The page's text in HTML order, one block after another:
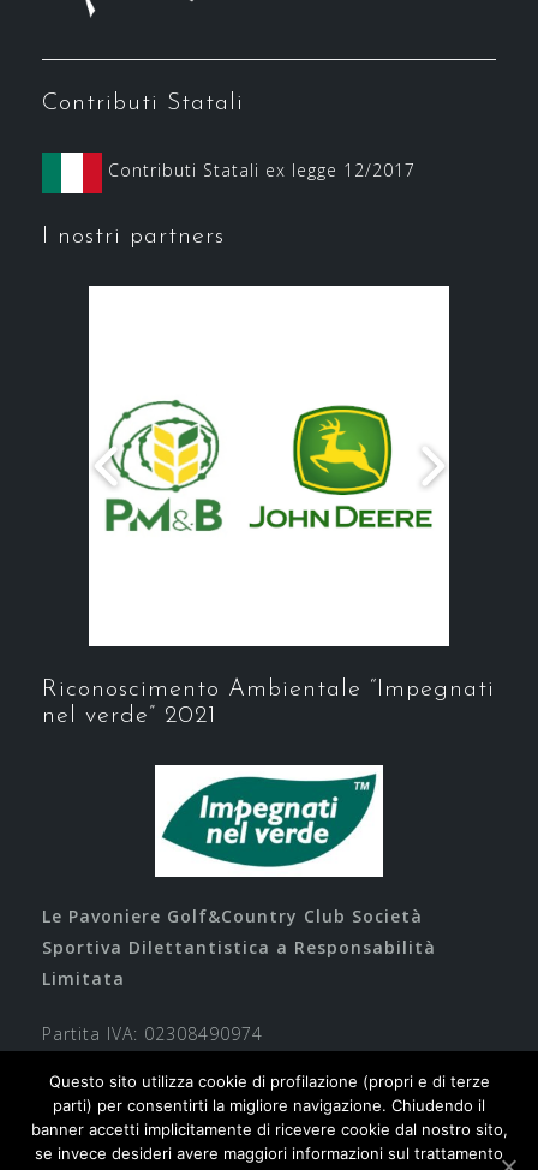
Contributi Statali
Contributi Statali ex legge 12/2017
I nostri partners
Riconoscimento Ambientale “Impegnati
nel verde” 2021
Le Pavoniere Golf&Country Club Società
Sportiva Dilettantistica a Responsabilità
Limitata
Partita IVA: 02308490974
Questo sito utilizza cookie di profilazione (propri e di terze
parti) per consentirti la migliore navigazione. Chiudendo il
banner accetti implicitamente di ricevere cookie dal nostro sito,
se invece desideri avere maggiori informazioni sul trattamento